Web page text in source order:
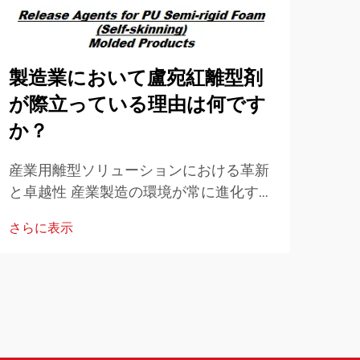
製造業において盧宛紅離型剤
が際立っている理由は何です
か？
産業用離型ソリューションにおける革新
と卓越性 産業製造の環境が常に進化する
質において極めて重要な役割を果たして
さらに表示